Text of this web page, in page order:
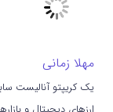
مهلا زمانی